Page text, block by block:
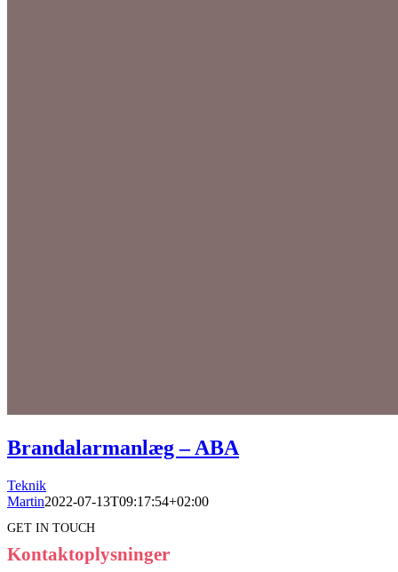
Brandalarmanlæg – ABA
Teknik
Martin2022-07-13T09:17:54+02:00
GET IN TOUCH
Kontaktoplysninger